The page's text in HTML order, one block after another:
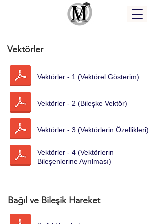
Vektörler
Vektörler - 1 (Vektörel Gösterim)
Vektörler - 2 (Bileşke Vektör)
Vektörler - 3 (Vektörlerin Özellikleri)
Vektörler - 4 (Vektörlerin
Bileşenlerine Ayrılması)
Bağıl ve Bileşik Hareket